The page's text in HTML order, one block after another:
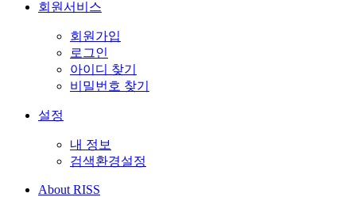
회원서비스
회원가입
로그인
아이디 찾기
비밀번호 찾기
설정
내 정보
검색환경설정
About RISS